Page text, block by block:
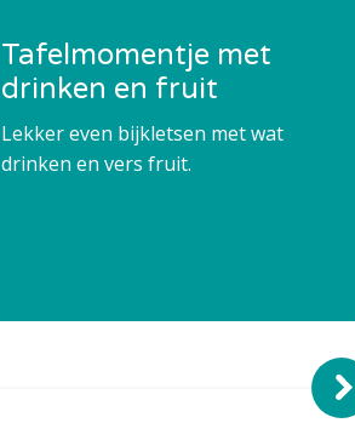
Tafelmomentje met
drinken en fruit
Lekker even bijkletsen met wat
drinken en vers fruit.